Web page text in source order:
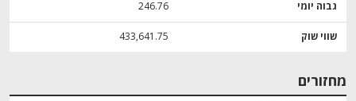
גבוה יומי 246.76
שווי שוק 433,641.75
מחזורים